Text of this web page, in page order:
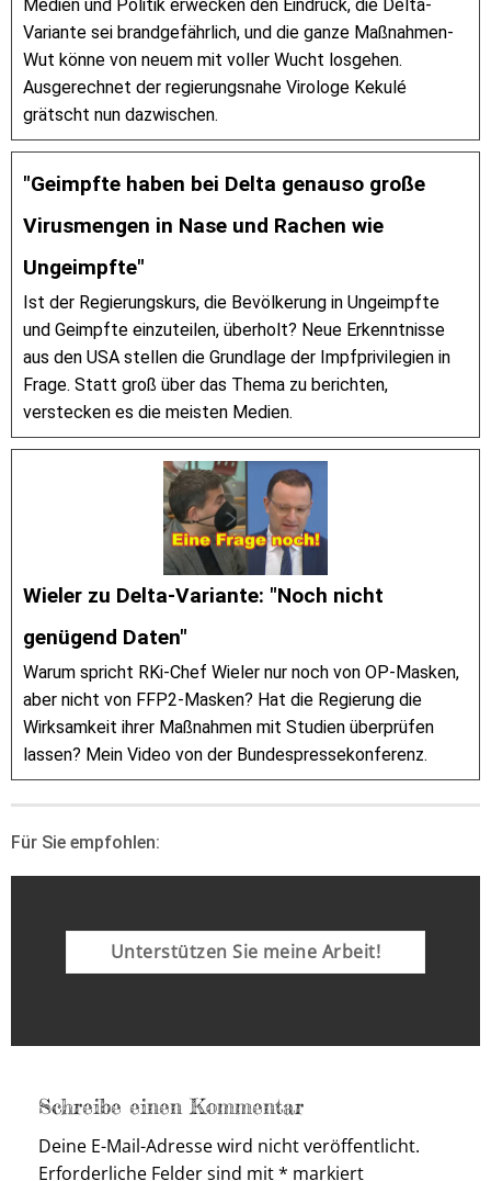
Medien und Politik erwecken den Eindruck, die Delta-
Variante sei brandgefährlich, und die ganze Maßnahmen-
Wut könne von neuem mit voller Wucht losgehen.
Ausgerechnet der regierungsnahe Virologe Kekulé
grätscht nun dazwischen.
"Geimpfte haben bei Delta genauso große
Virusmengen in Nase und Rachen wie
Ungeimpfte"
Ist der Regierungskurs, die Bevölkerung in Ungeimpfte
und Geimpfte einzuteilen, überholt? Neue Erkenntnisse
aus den USA stellen die Grundlage der Impfprivilegien in
Frage. Statt groß über das Thema zu berichten,
verstecken es die meisten Medien.
Wieler zu Delta-Variante: "Noch nicht
genügend Daten"
Warum spricht RKi-Chef Wieler nur noch von OP-Masken,
aber nicht von FFP2-Masken? Hat die Regierung die
Wirksamkeit ihrer Maßnahmen mit Studien überprüfen
lassen? Mein Video von der Bundespressekonferenz.
Für Sie empfohlen:
Unterstützen Sie meine Arbeit!
Schreibe einen Kommentar
Deine E-Mail-Adresse wird nicht veröffentlicht.
Erforderliche Felder sind mit* markiert